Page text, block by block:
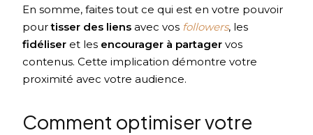
En somme, faites tout ce qui est en votre pouvoir
pourtisser des liens avec vos followers, les
fidéliser et les encourager à partagervos
contenus. Cette implication démontre votre
proximité avec votre audience.
Comment optimiser votre